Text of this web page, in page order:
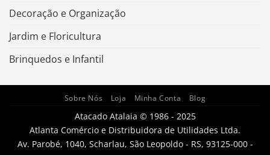
Decoração e Organização
Jardim e Floricultura
Brinquedos e Infantil
Sobre Nós Loja Minha Conta Blog
Atacado Atalaia © 1986 - 2025
Atlanta Comércio e Distribuidora de Utilidades Ltda.
Av. Parobé, 1040, Scharlau, São Leopoldo - RS, 93125-000 -